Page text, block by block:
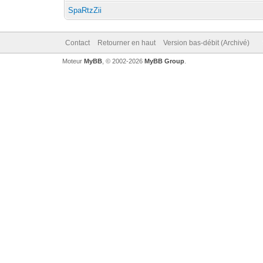
SpaRtzZii
Contact Retourner en haut Version bas-débit (Archivé)
Moteur MyBB, © 2002-2026 MyBB Group.